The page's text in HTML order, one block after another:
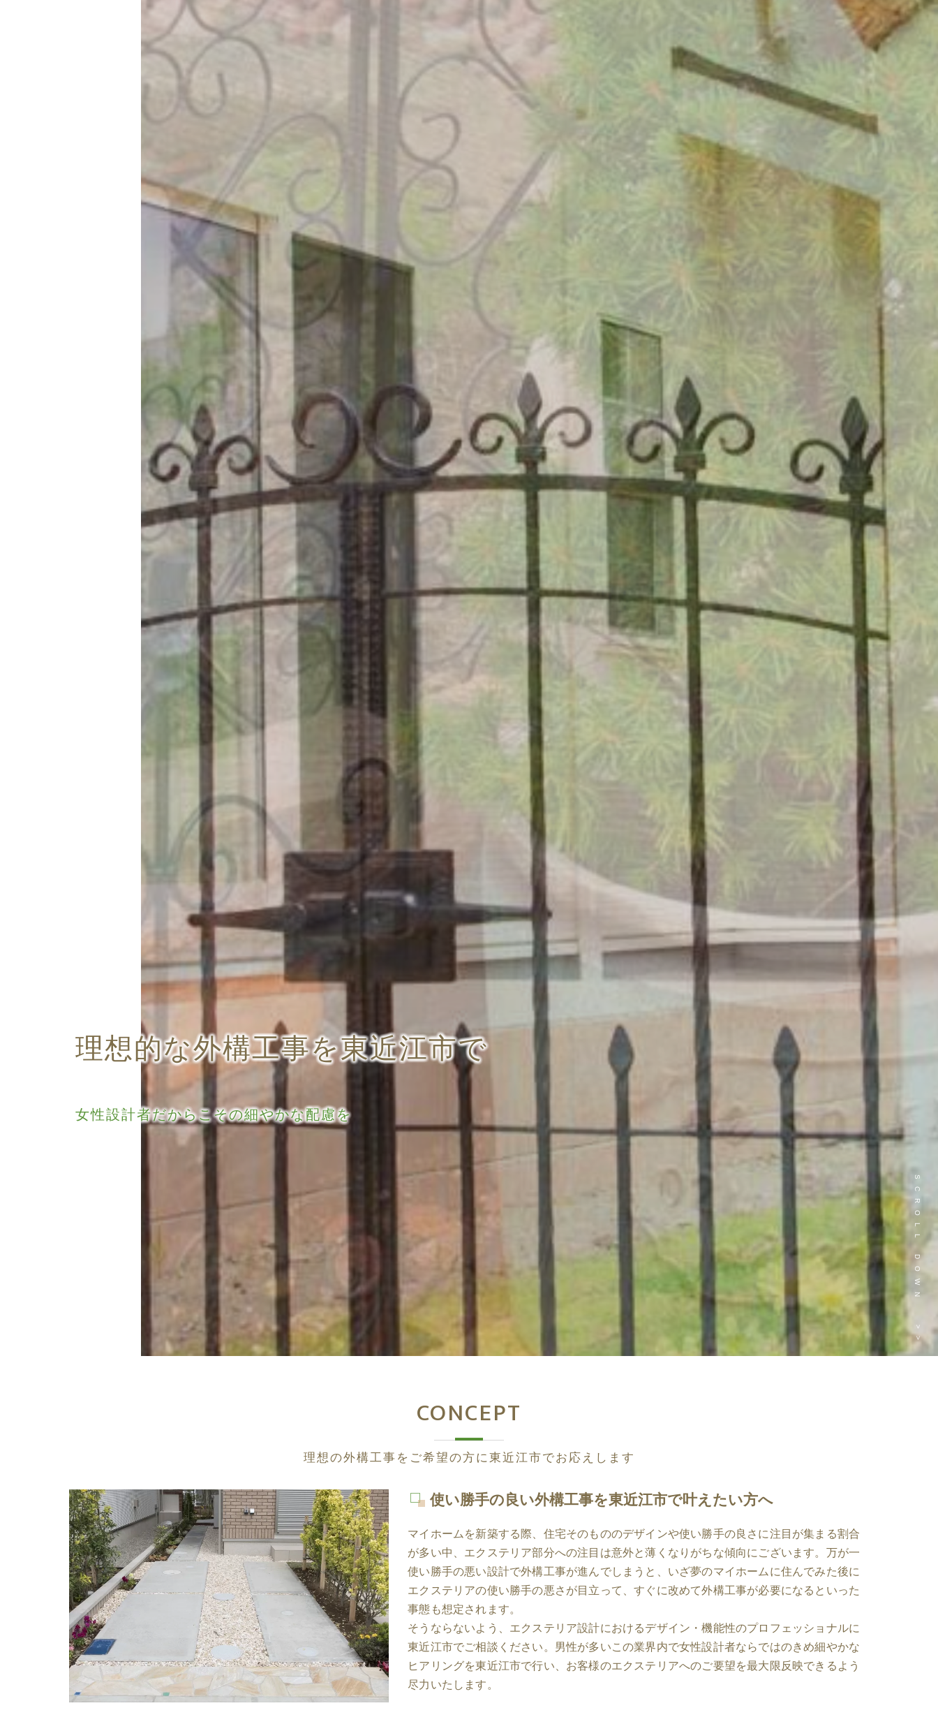
理想的な外構工事を東近江市で
女性設計者だからこその細やかな配慮を
SCROLL DOWN
理想の外構工事をご希望の方に東近江市でお応えします
CONCEPT
使い勝手の良い外構工事を東近江市で叶えたい方へ
マイホームを新築する際、住宅そのもののデザインや使い勝手の良さに注目が集まる割合
が多い中、エクステリア部分への注目は意外と薄くなりがちな傾向にございます。万が一
使い勝手の悪い設計で外構工事が進んでしまうと、いざ夢のマイホームに住んでみた後に
エクステリアの使い勝手の悪さが目立って、すぐに改めて外構工事が必要になるといった
事態も想定されます。
そうならないよう、エクステリア設計におけるデザイン・機能性のプロフェッショナルに
東近江市でご相談ください。男性が多いこの業界内で女性設計者ならではのきめ細やかな
ヒアリングを東近江市で行い、お客様のエクステリアへのご要望を最大限反映できるよう
尽力いたします。